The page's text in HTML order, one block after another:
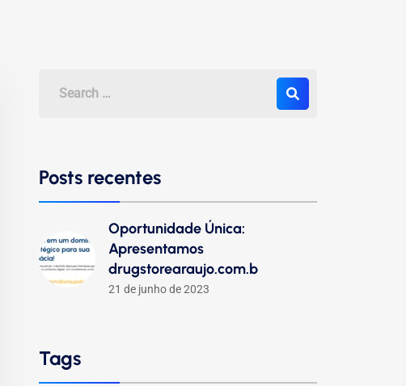
Posts recentes
Oportunidade Única:
Apresentamos
drugstorearaujo.com.b
21 de junho de 2023
Tags